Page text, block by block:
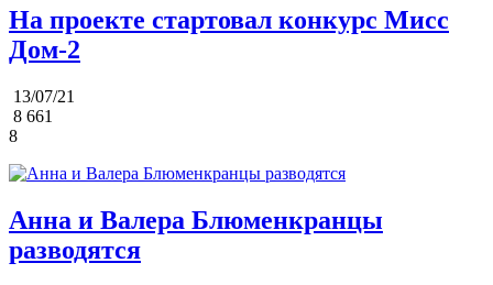
На проекте стартовал конкурс Мисс
Дом-2
13/07/21
8 661
8
Анна и Валера Блюменкранцы
разводятся